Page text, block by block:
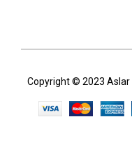
Copyright © 2023 Aslar